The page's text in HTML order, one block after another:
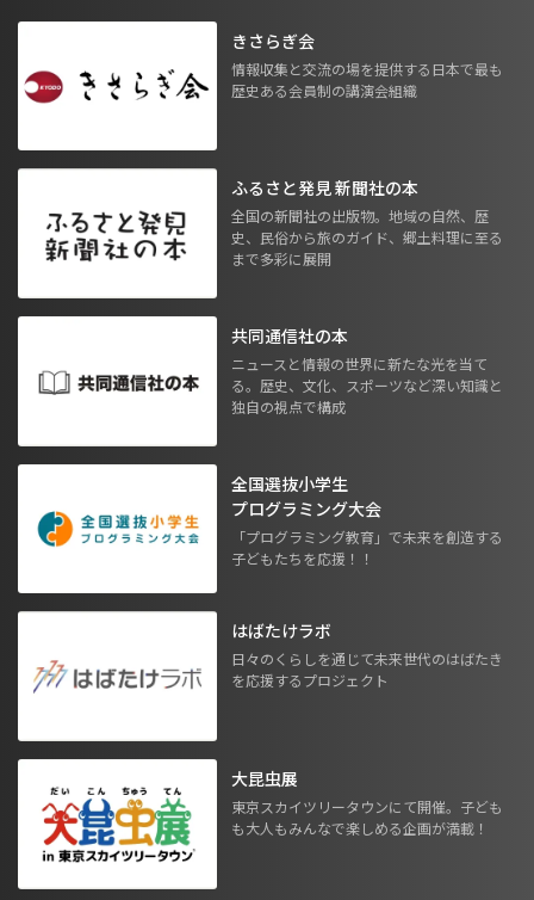
きさらぎ会
情報収集と交流の場を提供する日本で最も
歴史ある会員制の講演会組織
ふるさと発見 新聞社の本
全国の新聞社の出版物。地域の自然、歴
史、民俗から旅のガイド、郷土料理に至る
まで多彩に展開
共同通信社の本
ニュースと情報の世界に新たな光を当て
る。歴史、文化、スポーツなど深い知識と
独自の視点で構成
全国選抜小学生
プログラミング大会
「プログラミング教育」で未来を創造する
子どもたちを応援！！
はばたけラボ
日々のくらしを通じて未来世代のはばたき
を応援するプロジェクト
大昆虫展
東京スカイツリータウンにて開催。子ども
も大人もみんなで楽しめる企画が満載！